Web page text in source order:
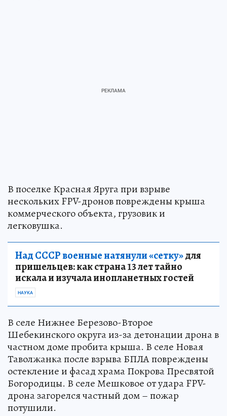
В поселке Красная Яруга при взрыве
нескольких FPV-дронов повреждены крыша
коммерческого объекта, грузовик и
легковушка.
Над СССР военные натянули «сетку»для
пришельцев: как страна 13 лет тайно
искала и изучала инопланетных гостей
НАУКА
В селе Нижнее Березово-Второе
Шебекинского округа из-за детонации дрона в
частном доме пробита крыша. В селе Новая
Таволжанка после взрыва БПЛА повреждены
остекление и фасад храма Покрова Пресвятой
Богородицы. В селе Мешковое от удара FPV-
дрона загорелся частный дом – пожар
потушили.